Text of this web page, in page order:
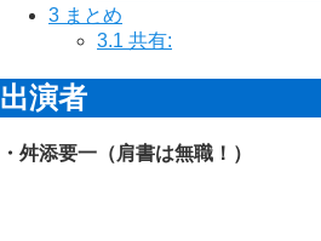
3 まとめ
3.1 共有:
出演者
・舛添要一（肩書は無職！）